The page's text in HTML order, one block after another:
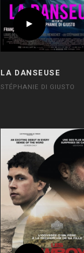
LA DANSEUSE
STÉPHANIE DI GIUSTO